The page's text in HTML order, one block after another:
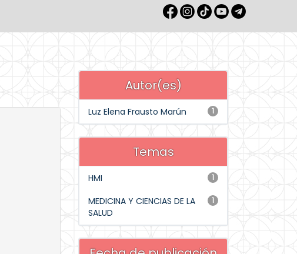
Autor(es)
1
Luz Elena Frausto Marún
Temas
1
HMI
1
MEDICINA Y CIENCIAS DE LA
SALUD